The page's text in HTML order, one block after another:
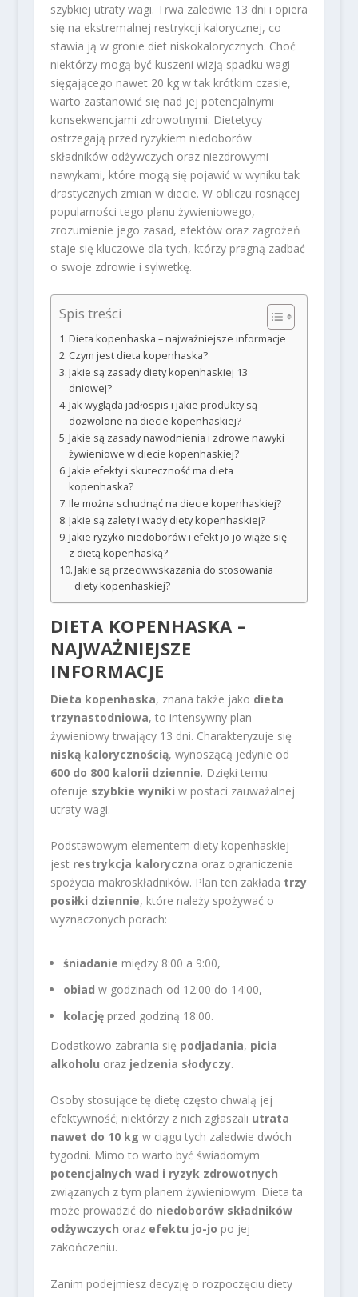
szybkiej utraty wagi. Trwa zaledwie 13 dni i opiera
się na ekstremalnej restrykcji kalorycznej, co
stawia ją w gronie diet niskokalorycznych. Choć
niektórzy mogą być kuszeni wizją spadku wagi
sięgającego nawet 20 kg w tak krótkim czasie,
warto zastanowić się nad jej potencjalnymi
konsekwencjami zdrowotnymi. Dietetycy
ostrzegają przed ryzykiem niedoborów
składników odżywczych oraz niezdrowymi
nawykami, które mogą się pojawić w wyniku tak
drastycznych zmian w diecie. W obliczu rosnącej
popularności tego planu żywieniowego,
zrozumienie jego zasad, efektów oraz zagrożeń
staje się kluczowe dla tych, którzy pragną zadbać
o swoje zdrowie i sylwetkę.
Spis treści
Dieta kopenhaska – najważniejsze informacje
Czym jest dieta kopenhaska?
Jakie są zasady diety kopenhaskiej 13
dniowej?
Jak wygląda jadłospis i jakie produkty są
dozwolone na diecie kopenhaskiej?
Jakie są zasady nawodnienia i zdrowe nawyki
żywieniowe w diecie kopenhaskiej?
Jakie efekty i skuteczność ma dieta
kopenhaska?
Ile można schudnąć na diecie kopenhaskiej?
Jakie są zalety i wady diety kopenhaskiej?
Jakie ryzyko niedoborów i efekt jo-jo wiąże się
z dietą kopenhaską?
Jakie są przeciwwskazania do stosowania
diety kopenhaskiej?
DIETA KOPENHASKA –
NAJWAŻNIEJSZE
INFORMACJE
Dieta kopenhaska, znana także jako dieta
trzynastodniowa, to intensywny plan
żywieniowy trwający 13 dni. Charakteryzuje się
niską kalorycznością, wynoszącą jedynie od
600 do 800 kalorii dziennie. Dzięki temu
oferuje szybkie wyniki w postaci zauważalnej
utraty wagi.
Podstawowym elementem diety kopenhaskiej
jest restrykcja kaloryczna oraz ograniczenie
spożycia makroskładników. Plan ten zakłada trzy
posiłki dziennie, które należy spożywać o
wyznaczonych porach:
śniadanie między 8:00 a 9:00,
obiad w godzinach od 12:00 do 14:00,
kolacjęprzed godziną 18:00.
Dodatkowo zabrania się podjadania, picia
alkoholu oraz jedzenia słodyczy.
Osoby stosujące tę dietę często chwalą jej
efektywność; niektórzy z nich zgłaszali utrata
nawet do 10 kg w ciągu tych zaledwie dwóch
tygodni. Mimo to warto być świadomym
potencjalnych wad i ryzyk zdrowotnych
związanych z tym planem żywieniowym. Dieta ta
może prowadzić do niedoborów składników
odżywczych oraz efektu jo-jo po jej
zakończeniu.
Zanim podejmiesz decyzję o rozpoczęciu diety